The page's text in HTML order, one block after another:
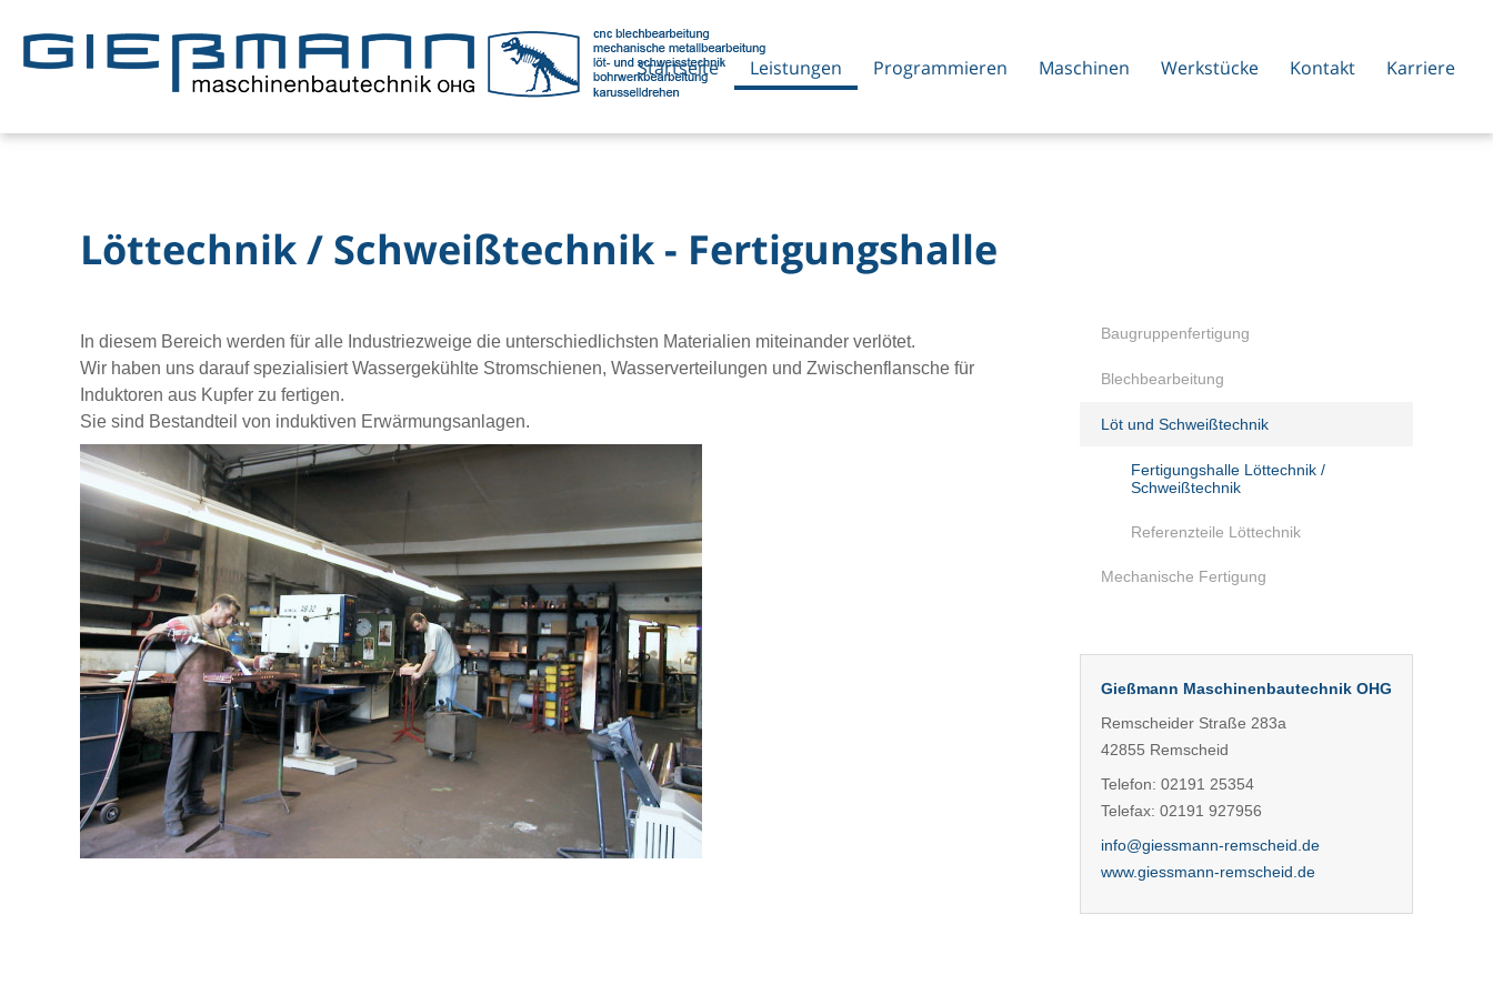
Startseite Leistungen Programmieren Maschinen Werkstücke Kontakt Karriere
Baugruppenfertigung
Blechbearbeitung
Löt und Schweißtechnik
Fertigungshalle Löttechnik /
Schweißtechnik
Referenzteile Löttechnik
Mechanische Fertigung
Gießmann Maschinenbautechnik OHG
Remscheider Straße 283a
42855 Remscheid
Telefon: 02191 25354
Telefax: 02191 927956
info@giessmann-remscheid.de
www.giessmann-remscheid.de
Löttechnik / Schweißtechnik - Fertigungshalle
In diesem Bereich werden für alle Industriezweige die unterschiedlichsten Materialien miteinander verlötet.
Wir haben uns darauf spezialisiert Wassergekühlte Stromschienen, Wasserverteilungen und Zwischenflansche für
Induktoren aus Kupfer zu fertigen.
Sie sind Bestandteil von induktiven Erwärmungsanlagen.